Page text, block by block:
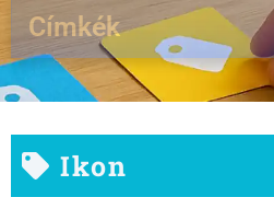
Címkék
Ikon